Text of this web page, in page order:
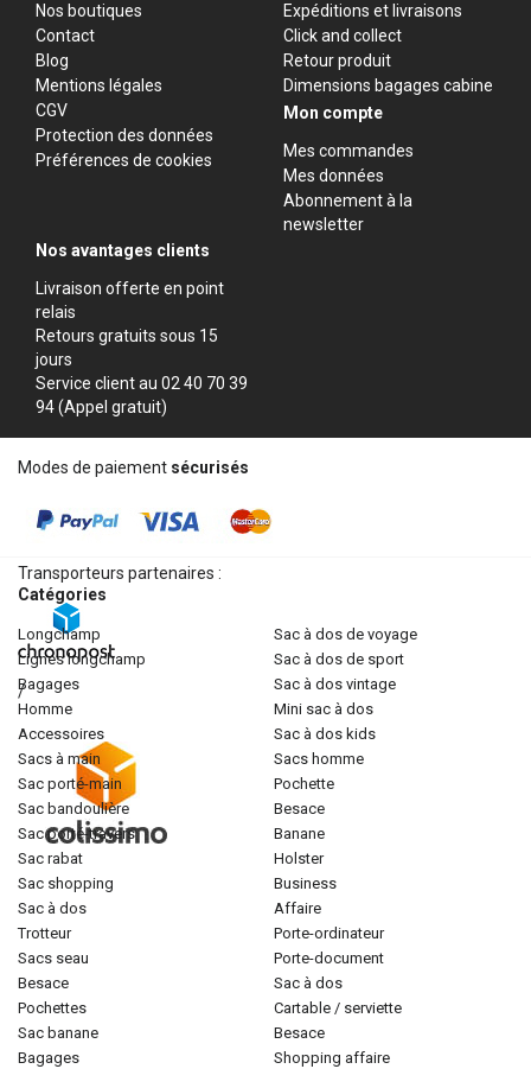
Nos boutiques
Contact
Blog
Mentions légales
CGV
Protection des données
Préférences de cookies
Expéditions et livraisons
Click and collect
Retour produit
Dimensions bagages cabine
Mon compte
Mes commandes
Mes données
Abonnement à la
newsletter
Nos avantages clients
Livraison offerte en point
relais
Retours gratuits sous 15
jours
Service client au 02 40 70 39
94 (Appel gratuit)
Modes de paiement sécurisés
Transporteurs partenaires :
/
Catégories
longchamp
lignes longchamp
bagages
homme
accessoires
sacs à main
sac porté-main
sac bandoulière
sac porté-travers
sac rabat
sac shopping
sac à dos
trotteur
sacs seau
besace
pochettes
sac banane
bagages
sac à dos de voyage
sac à dos de sport
sac à dos vintage
mini sac à dos
sac à dos kids
sacs homme
pochette
besace
banane
holster
business
affaire
porte-ordinateur
porte-document
sac à dos
cartable / serviette
besace
shopping affaire